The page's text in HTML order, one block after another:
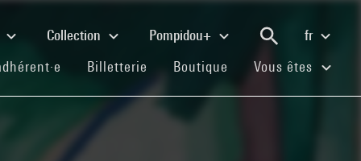
Collection Pompidou+
fr
(current)
Billetterie (current)
Boutique (current)
Vous êtes